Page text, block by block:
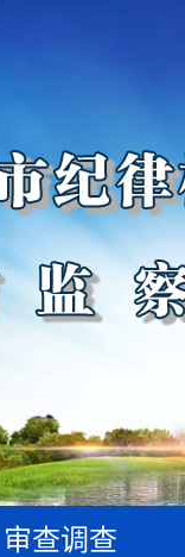
审查调查